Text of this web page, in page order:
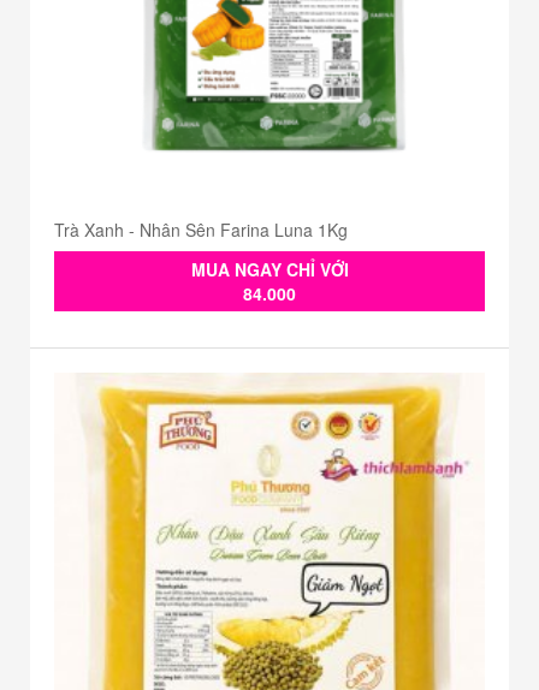
Trà Xanh - Nhân Sên Farina Luna 1Kg
MUA NGAY CHỈ VỚI
84.000